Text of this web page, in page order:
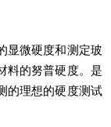
显微硬度和测定玻
料的努普硬度。是
的理想的硬度测试